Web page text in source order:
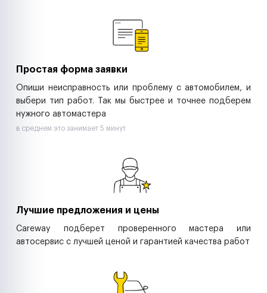
Простая форма заявки
Опиши неисправность или проблему с автомобилем, и
выбери тип работ. Так мы быстрее и точнее подберем
нужного автомастера
в среднем это занимает 5 минут
Лучшие предложения и цены
Careway подберет проверенного мастера или
автосервис с лучшей ценой и гарантией качества работ